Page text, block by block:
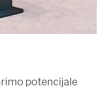
potencijale